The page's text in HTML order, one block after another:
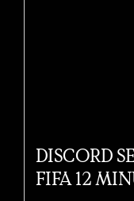
DISCORD
FIFA 12